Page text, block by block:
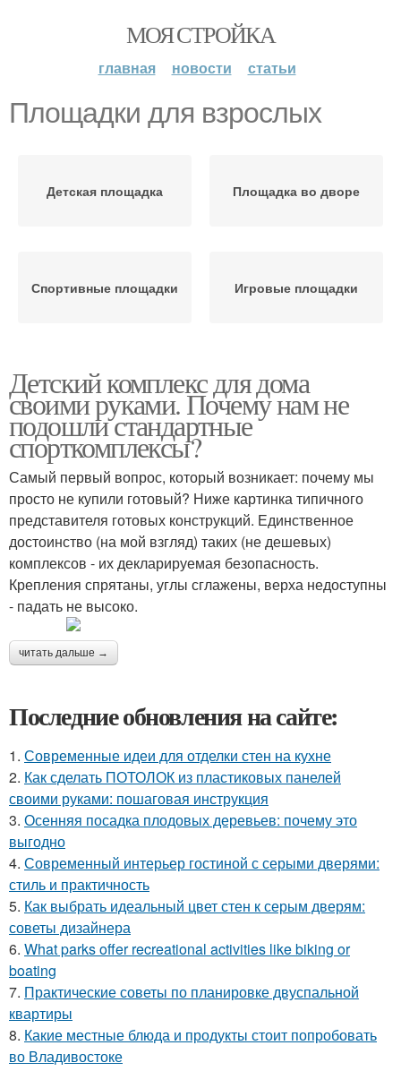
МОЯ СТРОЙКА
главная новости статьи
Площадки для взрослых
Детская площадка Площадка во дворе
Спортивные площадки Игровые площадки
Детский комплекс для дома
своими руками. Почему нам не
подошли стандартные
спорткомплексы?
Самый первый вопрос, который возникает: почему мы
просто не купили готовый? Ниже картинка типичного
представителя готовых конструкций. Единственное
достоинство (на мой взгляд) таких (не дешевых)
комплексов - их декларируемая безопасность.
Крепления спрятаны, углы сглажены, верха недоступны
- падать не высоко.
читать дальше →
Последние обновления на сайте:
1. Современные идеи для отделки стен на кухне
2. Как сделать ПОТОЛОК из пластиковых панелей
своими руками: пошаговая инструкция
3. Осенняя посадка плодовых деревьев: почему это
выгодно
4. Современный интерьер гостиной с серыми дверями:
стиль и практичность
5. Как выбрать идеальный цвет стен к серым дверям:
советы дизайнера
6. What parks offer recreational activities like biking or
boating
7. Практические советы по планировке двуспальной
квартиры
8. Какие местные блюда и продукты стоит попробовать
во Владивостоке